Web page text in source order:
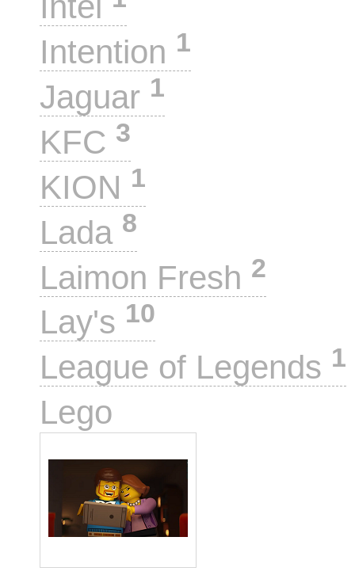
Intention 1
Jaguar 1
KFC 3
KION 1
Lada 8
Laimon Fresh 2
Lay's 10
League of Legends 1
Lego